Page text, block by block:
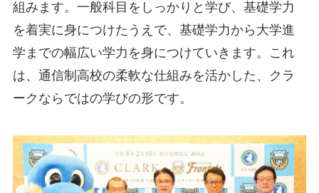
組みます。一般科目をしっかりと学び、基礎学力
を着実に身につけたうえで、基礎学力から大学進
学までの幅広い学力を身につけていきます。これ
は、通信制高校の柔軟な仕組みを活かした、クラ
ークならではの学びの形です。